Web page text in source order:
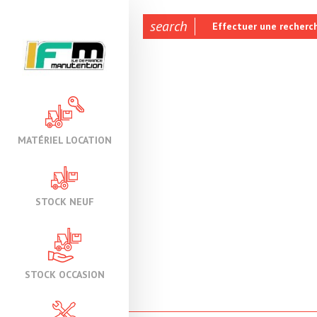
MATÉRIEL LOCATION
STOCK NEUF
STOCK OCCASION
search Effectuer une